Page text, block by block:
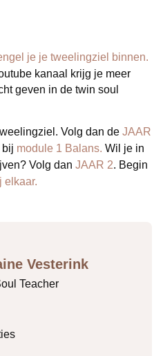
je je tweelingziel binnen.
kanaal krijg je meer
geven in de twin soul
Volg dan de JAAR
bij module 1 Balans. Wil je in
Volg dan JAAR 2. Begin
elkaar.
Vesterink
Teacher